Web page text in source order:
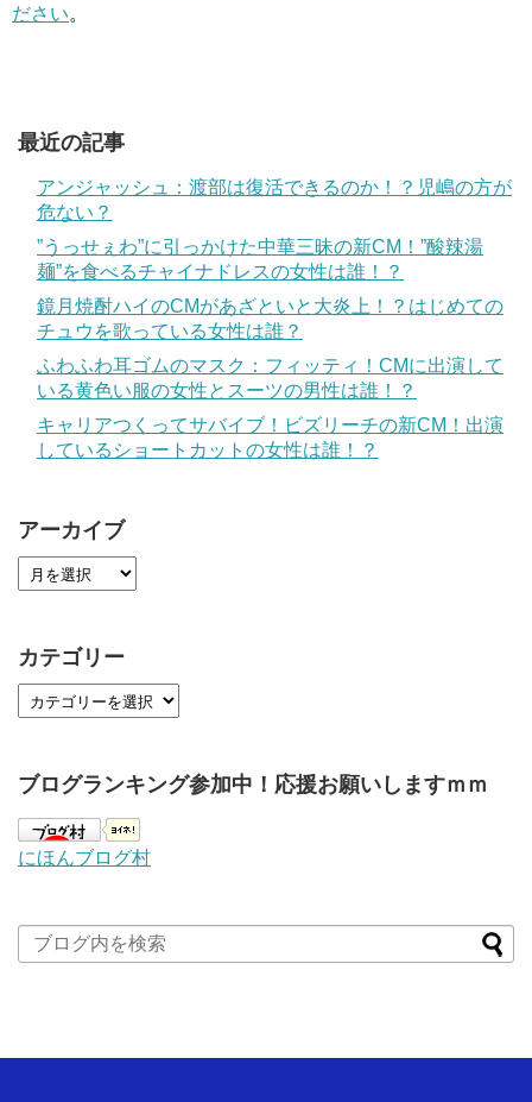
ださい。
最近の記事
アンジャッシュ：渡部は復活できるのか！？児嶋の方が
危ない？
”うっせぇわ”に引っかけた中華三昧の新CM！”酸辣湯
麺”を食べるチャイナドレスの女性は誰！？
鏡月焼酎ハイのCMがあざといと大炎上！？はじめての
チュウを歌っている女性は誰？
ふわふわ耳ゴムのマスク：フィッティ！CMに出演して
いる黄色い服の女性とスーツの男性は誰！？
キャリアつくってサバイブ！ビズリーチの新CM！出演
しているショートカットの女性は誰！？
アーカイブ
カテゴリー
ブログランキング参加中！応援お願いしますｍｍ
にほんブログ村